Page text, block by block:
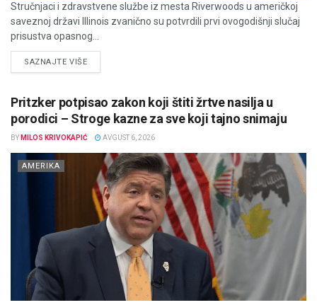
Stručnjaci i zdravstvene službe iz mesta Riverwoods u američkoj
saveznoj državi Illinois zvanično su potvrdili prvi ovogodišnji slučaj
prisustva opasnog...
SAZNAJTE VIŠEDETAILS
Pritzker potpisao zakon koji štiti žrtve nasilja u
porodici – Stroge kazne za sve koji tajno snimaju
BY MILOS KRIVOKAPIĆ AVGUST 6, 2026
AMERIKA